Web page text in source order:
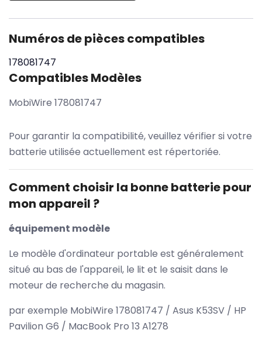
Numéros de pièces compatibles
178081747
Compatibles Modèles
MobiWire 178081747
Pour garantir la compatibilité, veuillez vérifier si votre
batterie utilisée actuellement est répertoriée.
Comment choisir la bonne batterie pour
mon appareil ?
équipement modèle
Le modèle d'ordinateur portable est généralement
situé au bas de l'appareil, le lit et le saisit dans le
moteur de recherche du magasin.
par exemple MobiWire 178081747 / Asus K53SV / HP
Pavilion G6 / MacBook Pro 13 A1278